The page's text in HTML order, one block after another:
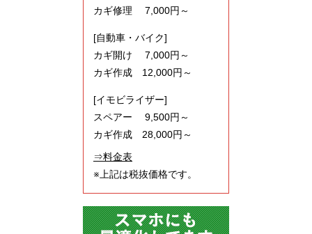
カギ修理 7,000円～
[自動車・バイク]
カギ開け 7,000円～
カギ作成 12,000円～
[イモビライザー]
スペアー 9,500円～
カギ作成 28,000円～
⇒料金表
※上記は税抜価格です。